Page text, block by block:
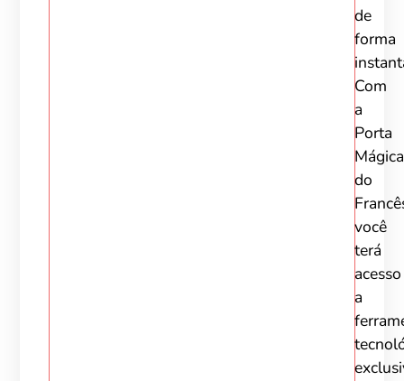
de
forma
Com
a
Porta
Mágica
do
você
terá
acesso
a